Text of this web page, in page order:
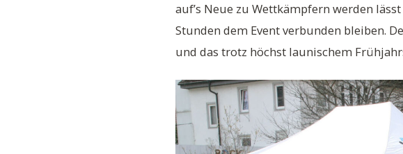
auf’s Neue zu Wettkämpfern werden
Stunden dem Event verbunden bleiben.
und das trotz höchst launischem